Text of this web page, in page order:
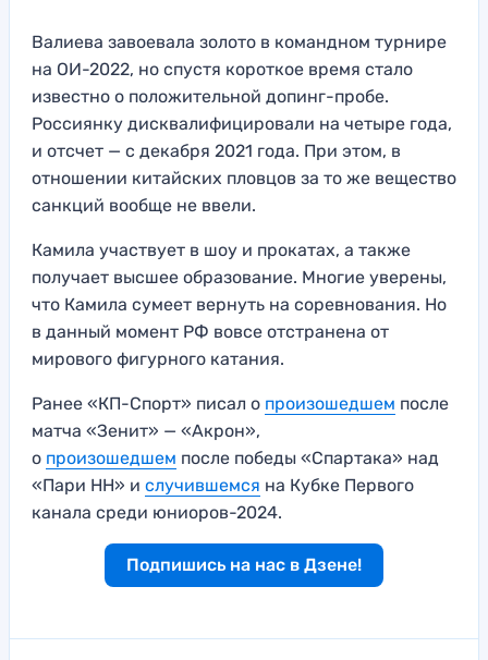
Валиева завоевала золото в командном турнире
на ОИ-2022, но спустя короткое время стало
известно о положительной допинг-пробе.
Россиянку дисквалифицировали на четыре года,
и отсчет — с декабря 2021 года. При этом, в
отношении китайских пловцов за то же вещество
санкций вообще не ввели.
Камила участвует в шоу и прокатах, а также
получает высшее образование. Многие уверены,
что Камила сумеет вернуть на соревнования. Но
в данный момент РФ вовсе отстранена от
мирового фигурного катания.
Ранее «КП-Спорт» писал о произошедшем после
матча «Зенит» — «Акрон»,
о произошедшем после победы «Спартака» над
«Пари НН» и случившемся на Кубке Первого
канала среди юниоров-2024.
Подпишись на нас в Дзене!